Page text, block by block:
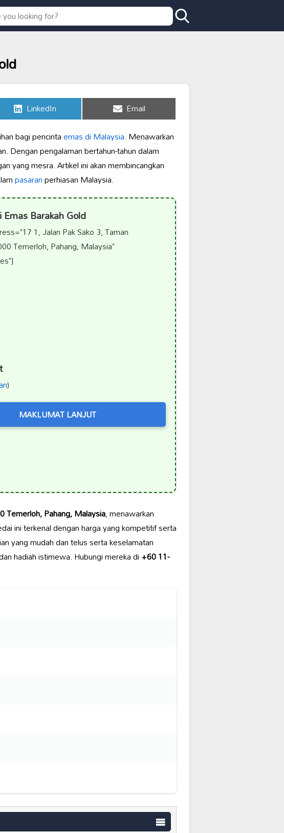
Share
on
LinkedIn Share
on
Email
bagi pencintaemas di Malaysia. Menawarkan
Dengan pengalaman bertahun-tahun dalam
yang mesra. Artikel ini akan membincangkan
pasaranperhiasan Malaysia.
Emas Barakah Gold
1, Jalan Pak Sako 3, Taman
Temerloh, Pahang, Malaysia"
)
MAKLUMAT LANJUT
Temerloh, Pahang, Malaysia, menawarkan
ini terkenal dengan harga yang kompetitif serta
yang mudah dan telus serta keselamatan
hadiah istimewa. Hubungi mereka di+60 11-